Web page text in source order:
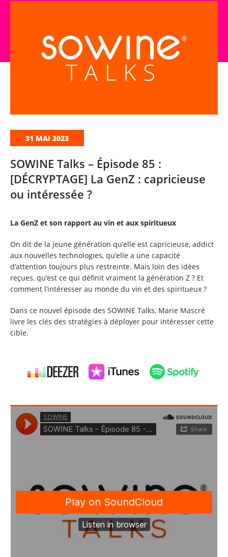
31 MAI 2023
SOWINE Talks – Épisode 85 :
[DÉCRYPTAGE] La GenZ : capricieuse
ou intéressée ?
La GenZ et son rapport au vin et aux spiritueux
On dit de la jeune génération qu’elle est capricieuse, addict
aux nouvelles technologies, qu’elle a une capacité
d’attention toujours plus restreinte. Mais loin des idées
reçues, qu’est ce qui définit vraiment la génération Z ? Et
comment l’intéresser au monde du vin et des spiritueux ?
Dans ce nouvel épisode des SOWINE Talks, Marie Mascré
livre les clés des stratégies à déployer pour intéresser cette
cible.